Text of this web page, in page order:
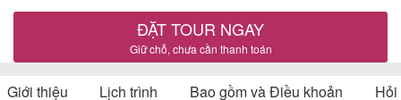
ĐẶT TOUR NGAY
Giữ chỗ, chưa cần thanh toán
Giới thiệu Lịch trình Bao gồm và Điều khoản